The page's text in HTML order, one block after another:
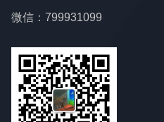
微信：799931099